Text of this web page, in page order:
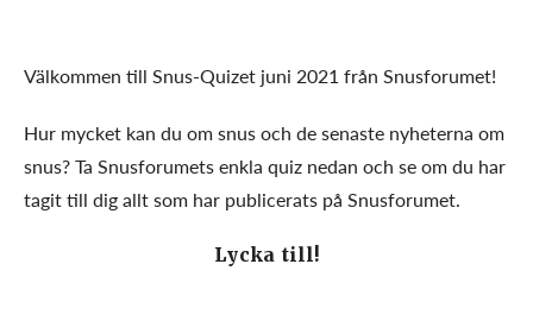
Välkommen till Snus-Quizet juni 2021 från Snusforumet!
Hur mycket kan du om snus och de senaste nyheterna om
snus? Ta Snusforumets enkla quiz nedan och se om du har
tagit till dig allt som har publicerats på Snusforumet.
Lycka till!